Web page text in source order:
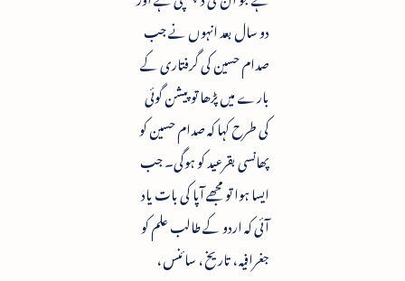
دو سال بعد انہوں نے جب
صدام حسین کی گرفتاری کے
بارے میں پڑھا تو پیشن گوئی
کی طرح کہا کہ صدام حسین کو
پھانسی بقرعید کو ہوگی۔ جب
ایسا ہوا تو مجھے آپا کی بات یاد
آئی کہ اردو کے طالب علم کو
جغرافیہ ، تاریخ ، سائنس ،